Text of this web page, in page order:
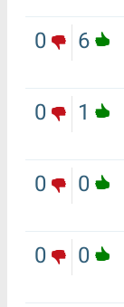
6
0
1
0
0
0
0
0